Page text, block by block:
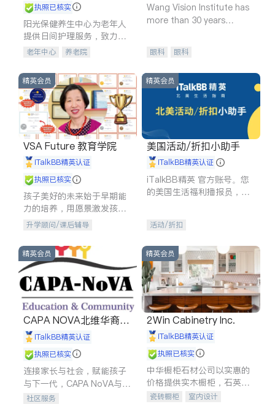
执照已核实
阳光保健养生中心为老年人
提供日间护理服务，致力于
通过持续的护理创新来有效
老年中心 养老院
Wang Vision Institute has
more than 30 years
眼科 眼科
精英会员
VSA Future 教育学院
iTalkBB精英认证
执照已核实
孩子美好的未来始于早期能
力的培养，用愿景激发孩子
的学习潜力和动力。理念：
石。
升学顾问/课后辅导
精英会员
美国活动/折扣小助手
iTalkBB精英认证
iTalkBB精英 官方账号。您
的美国生活福利播报员，精
专属福利。
活动/折扣
精英会员
CAPA NOVA北维华裔家
长会iTalkBB精英认证
执照已核实
连接家长与社会，赋能孩子
与下一代，CAPA NoVA与您
携手建设包容、公平、充满
社区服务
精英会员
2Win Cabinetry Inc.
iTalkBB精英认证
执照已核实
中华橱柜石材公司以实惠的
价格提供实木橱柜，石英石
台面，多种优质不锈钢水
瓷砖橱柜
室内设计